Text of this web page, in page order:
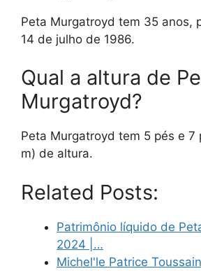
Peta Murgatroyd tem 35 anos,
14 de julho de 1986.
Qual a altura de
Murgatroyd?
Peta Murgatroyd tem 5 pés e 7
m) de altura.
Related Posts:
Patrimônio líquido de
2024 |…
Michel'le Patrice